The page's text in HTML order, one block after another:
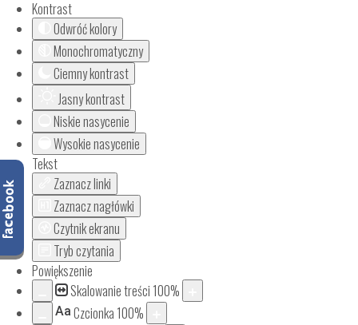
Kontrast
Odwróć kolory
Monochromatyczny
Ciemny kontrast
Jasny kontrast
Niskie nasycenie
Wysokie nasycenie
Tekst
Zaznacz linki
Zaznacz nagłówki
Czytnik ekranu
Tryb czytania
Powiększenie
Skalowanie treści 100%
Aa Czcionka 100%